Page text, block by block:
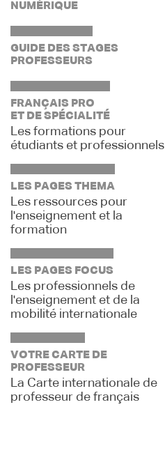
NUMÉRIQUE
GUIDE DES STAGES
PROFESSEURS
FRANÇAIS PRO
ET DE SPÉCIALITÉ
Les formations pour
étudiants et professionnels
LES PAGES THEMA
Les ressources pour
l'enseignement et la
formation
LES PAGES FOCUS
Les professionnels de
l'enseignement et de la
mobilité internationale
VOTRE CARTE DE
PROFESSEUR
La Carte internationale de
professeur de français